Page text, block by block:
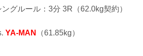
グルール：3分 3R（62.0kg契約）
YA-MAN （61.85kg）